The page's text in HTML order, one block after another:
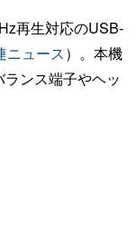
再生対応のUSB-
ニュース）。本機
ンス端子やヘッ